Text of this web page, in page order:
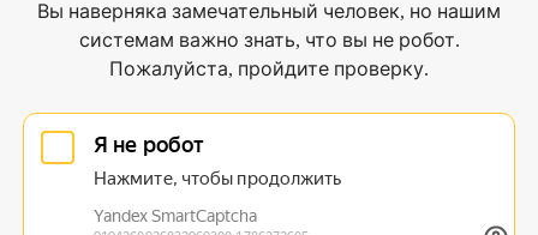
Вы наверняка замечательный человек, но нашим
системам важно знать, что вы не робот.
Пожалуйста, пройдите проверку.